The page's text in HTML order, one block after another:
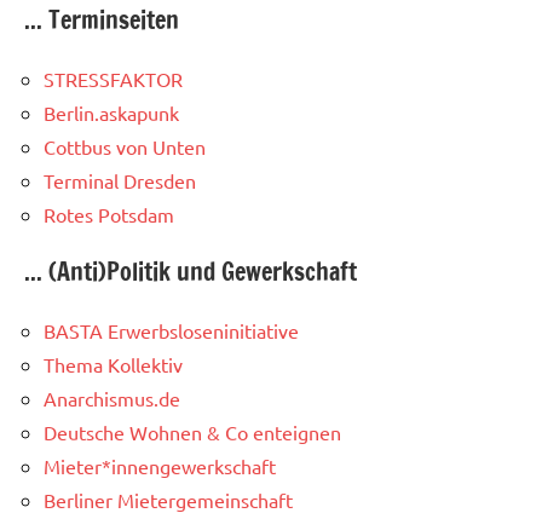
... Terminseiten
STRESSFAKTOR
Berlin.askapunk
Cottbus von Unten
Terminal Dresden
Rotes Potsdam
... (Anti)Politik und Gewerkschaft
BASTA Erwerbsloseninitiative
Thema Kollektiv
Anarchismus.de
Deutsche Wohnen & Co enteignen
Mieter*innengewerkschaft
Berliner Mietergemeinschaft